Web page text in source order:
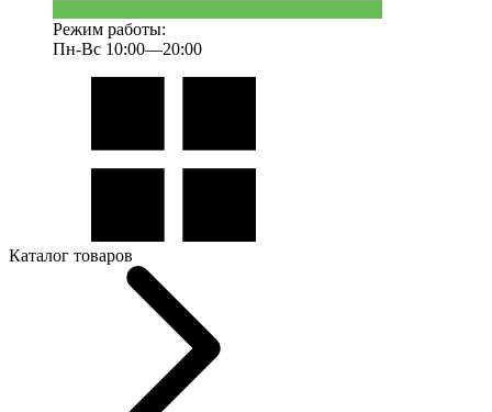
Режим работы:
Пн-Вс 10:00—20:00
Каталог товаров